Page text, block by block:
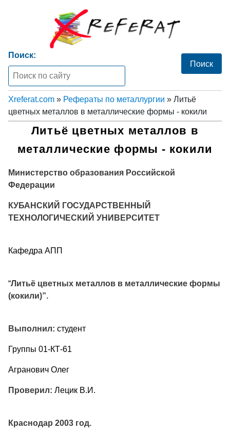
Поиск:
Xreferat.com » Рефераты по металлургии » Литьё
цветных металлов в металлические формы - кокили
Литьё цветных металлов в
металлические формы - кокили
Министерство образования Российской
Федерации
КУБАНСКИЙ ГОСУДАРСТВЕННЫЙ
ТЕХНОЛОГИЧЕСКИЙ УНИВЕРСИТЕТ
Кафедра АПП
“Литьё цветных металлов в металлические формы
(кокили)”.
Выполнил: студент
Группы 01-КТ-61
Агранович Олег
Проверил: Лецик В.И.
Краснодар 2003 год.